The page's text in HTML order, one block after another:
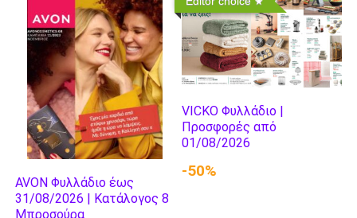
AVON Φυλλάδιο έως
31/08/2026 | Κατάλογος 8
Μπροσούρα
VICKO Φυλλάδιο |
Προσφορές από
01/08/2026
-50%